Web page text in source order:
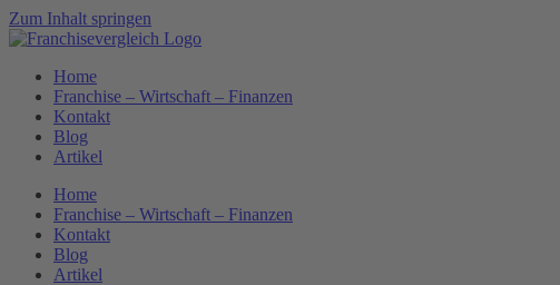
Zum Inhalt springen
Home
Franchise – Wirtschaft – Finanzen
Kontakt
Blog
Artikel
Home
Franchise – Wirtschaft – Finanzen
Kontakt
Blog
Artikel